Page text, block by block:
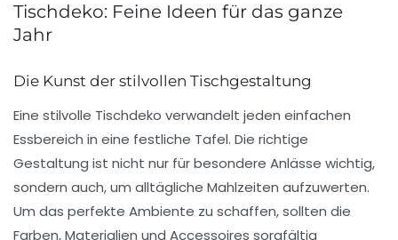
Tischdeko: Feine Ideen für das ganze
Jahr
Die Kunst der stilvollen Tischgestaltung
Eine stilvolle Tischdeko verwandelt jeden einfachen
Essbereich in eine festliche Tafel. Die richtige
Gestaltung ist nicht nur für besondere Anlässe wichtig,
sondern auch, um alltägliche Mahlzeiten aufzuwerten.
Um das perfekte Ambiente zu schaffen, sollten die
Farben,Materialien und Accessoires sorgfältig